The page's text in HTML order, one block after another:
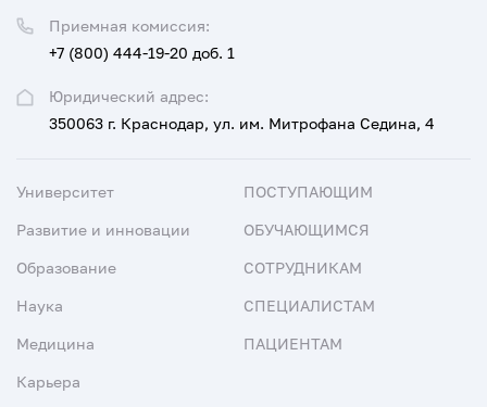
Юридический адрес:
350063 г. Краснодар, ул. им. Митрофана Седина, 4
Приемная комиссия:
+7 (800) 444-19-20 доб. 1
Университет
Развитие и инновации
Образование
Наука
Медицина
Карьера
ПОСТУПАЮЩИМ
ОБУЧАЮЩИМСЯ
СОТРУДНИКАМ
СПЕЦИАЛИСТАМ
ПАЦИЕНТАМ